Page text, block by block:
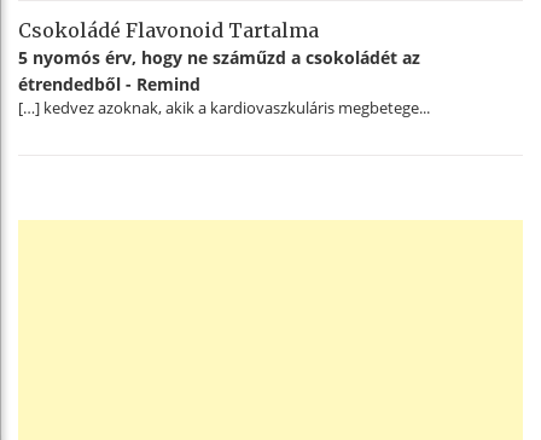
Csokoládé Flavonoid Tartalma
5 nyomós érv, hogy ne száműzd a csokoládét az
étrendedből - Remind
[…] kedvez azoknak, akik a kardiovaszkuláris megbetege...